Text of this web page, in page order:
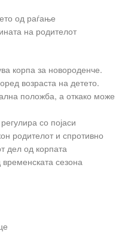
од раѓање
на родителот
корпа за новороденче.
возраста на детето.
положба, а откако може
со појаси
родителот и спротивно
дел од корпата
сезона